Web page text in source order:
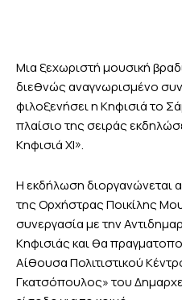
Μια ξεχωριστή μουσική
διεθνώς αναγνωρισμένο
φιλοξενήσει η Κηφισιά το
πλαίσιο της σειράς
Κηφισιά XI».
Η εκδήλωση διοργανώνεται
της Ορχήστρας Ποικίλης
συνεργασία με την
Κηφισιάς και θα
Αίθουσα Πολιτιστικού
Γκατσόπουλος» του